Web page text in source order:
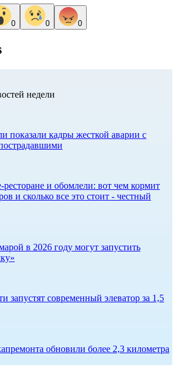
0 0 0
недели
показали кадры жесткой аварии с
и обомлели: вот чем кормит
и сколько все это стоит - честный
в 2026 году могут запустить
запустят современный элеватор за 1,5
обновили более 2,3 километра